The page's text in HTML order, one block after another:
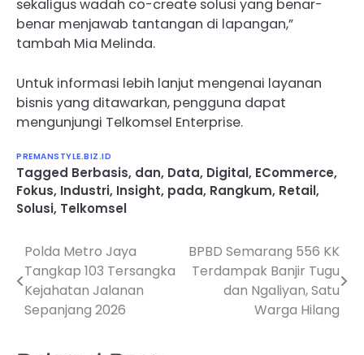
sekaligus wadah co-create solusi yang benar-
benar menjawab tantangan di lapangan,”
tambah Mia Melinda.
Untuk informasi lebih lanjut mengenai layanan
bisnis yang ditawarkan, pengguna dapat
mengunjungi Telkomsel Enterprise.
PREMANSTYLE.BIZ.ID
Tagged Berbasis, dan, Data, Digital, ECommerce,
Fokus, Industri, Insight, pada, Rangkum, Retail,
Solusi, Telkomsel
Navigasi
pos
Polda Metro Jaya
Tangkap 103 Tersangka
Kejahatan Jalanan
Sepanjang 2026
BPBD Semarang 556 KK
Terdampak Banjir Tugu
dan Ngaliyan, Satu
Warga Hilang